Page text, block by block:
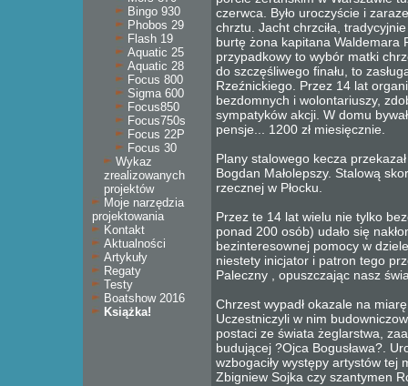
Bingo 930
Phobos 29
Flash 19
Aquatic 25
Aquatic 28
Focus 800
Sigma 600
Focus850
Focus750s
Focus 22P
Focus 30
Wykaz
zrealizowanych
projektów
Moje narzędzia
projektowania
Kontakt
Aktualności
Artykuły
Regaty
Testy
Boatshow 2016
Książka!
czerwca. Było uroczyście i
chrztu. Jacht chrzciła,
burtę żona kapitana Waldemara
przypadkowy to wybór matki
do szczęśliwego finału, to
Rzeźnickiego. Przez 14 lat
bezdomnych i wolontariuszy,
sympatyków akcji. W domu
pensje... 1200 zł miesięcznie.
Plany stalowego kecza
Bogdan Małolepszy. Stalową
rzecznej w Płocku.
Przez te 14 lat wielu nie tylko
ponad 200 osób) udało się
bezinteresownej pomocy w
niestety inicjator i patron tego
Paleczny , opuszczając nasz
Chrzest wypadł okazale na
Uczestniczyli w nim
postaci ze świata żeglarstwa,
budującej ?Ojca Bogusława?.
wzbogaciły występy artystów tej
Zbigniew Sojka czy szantymen